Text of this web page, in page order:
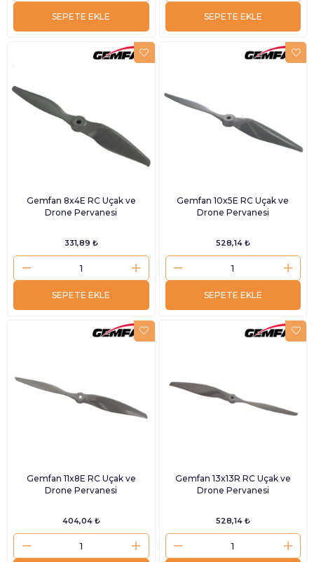
SEPETE EKLE SEPETE EKLE
Gemfan 8x4E RC Uçak ve
Drone Pervanesi
331,89 ₺
SEPETE EKLE
Gemfan 10x5E RC Uçak ve
Drone Pervanesi
528,14 ₺
SEPETE EKLE
Gemfan 11x8E RC Uçak ve
Drone Pervanesi
404,04 ₺
Gemfan 13x13R RC Uçak ve
Drone Pervanesi
528,14 ₺